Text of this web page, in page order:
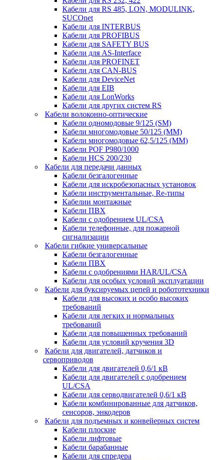
Кабели для RS 485, LON, MODULINK,
SUCOnet
Кабели для INTERBUS
Кабели для PROFIBUS
Кабели для SAFETY BUS
Кабели для AS-Interface
Кабели для PROFINET
Кабели для CAN-BUS
Кабели для DeviceNet
Кабели для EIB
Кабели для LonWorks
Кабели для других систем RS
Кабели волоконно-оптические
Кабели одномодовые 9/125 (SM)
Кабели многомодовые 50/125 (ММ)
Кабели многомодовые 62,5/125 (ММ)
Кабели POF P980/1000
Кабели HCS 200/230
Кабели для передачи данных
Кабели безгалогенные
Кабели для искробезопасных установок
Кабели инструментальные, Re-типы
Кабелии монтажные
Кабели ПВХ
Кабели с одобрением UL/CSA
Кабели телефонные, для пожарной
сигнализации
Кабели гибкие универсальные
Кабели безгалогенные
Кабели ПВХ
Кабели с одобрениями HAR/UL/CSA
Кабели для особых условий эксплуатации
Кабели для буксируемых цепей и робототехники
Кабели для высоких и особо высоких
требований
Кабели для легких и нормальных
требований
Кабели для повышенных требований
Кабели для условий кручения 3D
Кабели для двигателей, датчиков и
сервоприводов
Кабели для двигателей 0,6/1 кВ
Кабели для двигателей с одобрением
UL/CSA
Кабели для серводвигателей 0,6/1 кВ
Кабели комбинированные для датчиков,
cенсоров, энкодеров
Кабели для подъемных и конвейерных систем
Кабели плоские
Кабели лифтовые
Кабели барабанные
Кабели для спредера